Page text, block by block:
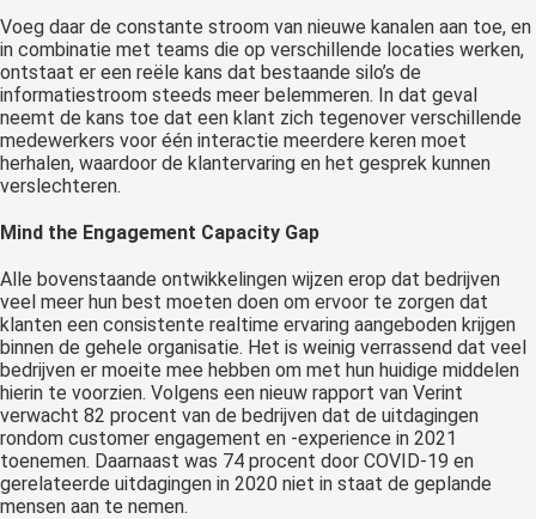
Voeg daar de constante stroom van nieuwe kanalen aan toe, en
in combinatie met teams die op verschillende locaties werken,
ontstaat er een reële kans dat bestaande silo’s de
informatiestroom steeds meer belemmeren. In dat geval
neemt de kans toe dat een klant zich tegenover verschillende
medewerkers voor één interactie meerdere keren moet
herhalen, waardoor de klantervaring en het gesprek kunnen
verslechteren.
Mind the Engagement Capacity Gap
Alle bovenstaande ontwikkelingen wijzen erop dat bedrijven
veel meer hun best moeten doen om ervoor te zorgen dat
klanten een consistente realtime ervaring aangeboden krijgen
binnen de gehele organisatie. Het is weinig verrassend dat veel
bedrijven er moeite mee hebben om met hun huidige middelen
hierin te voorzien. Volgens een nieuw rapport van Verint
verwacht 82 procent van de bedrijven dat de uitdagingen
rondom customer engagement en -experience in 2021
toenemen. Daarnaast was 74 procent door COVID-19 en
gerelateerde uitdagingen in 2020 niet in staat de geplande
mensen aan te nemen.